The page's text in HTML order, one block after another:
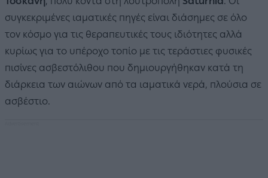
συγκεκριμένες ιαματικές πηγές είναι διάσημες σε όλο
τον κόσμο για τις θεραπευτικές τους ιδιότητες αλλά
κυρίως για το υπέροχο τοπίο με τις τεράστιες φυσικές
πισίνες ασβεστόλιθου που δημιουργήθηκαν κατά τη
διάρκεια των αιώνων από τα ιαματικά νερά, πλούσια σε
ασβέστιο.